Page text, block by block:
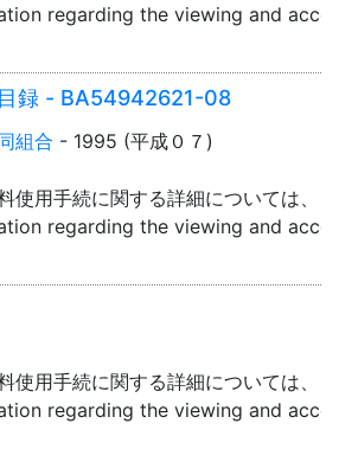
regarding the viewing and
録 - BA54942621-08
組合 - 1995 (平成０７)
使用手続に関する詳細については、「
regarding the viewing and
使用手続に関する詳細については、「
regarding the viewing and